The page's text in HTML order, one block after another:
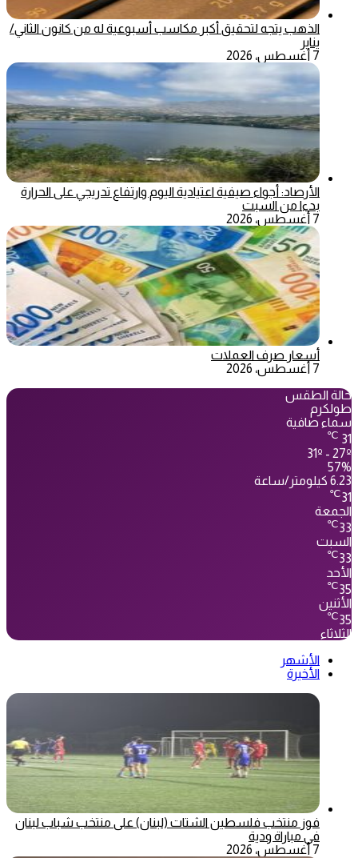
الذهب يتجه لتحقيق أكبر مكاسب أسبوعية له من كانون الثاني/
يناير
7 أغسطس، 2026
الأرصاد: أجواء صيفية اعتيادية اليوم وارتفاع تدريجي على الحرارة
بدءا من السبت
7 أغسطس، 2026
أسعار صرف العملات
7 أغسطس، 2026
حالة الطقس
طولكرم
سماء صافية
31
℃
31º - 27º
57%
6.23 كيلومتر/ساعة
31
℃
الجمعة
33
℃
السبت
33
℃
الأحد
35
℃
الأثنين
35
℃
الثلاثاء
الأشهر
الأخيرة
فوز منتخب فلسطين الشتات (لبنان) على منتخب شباب لبنان
في مباراة ودية
7 أغسطس، 2026